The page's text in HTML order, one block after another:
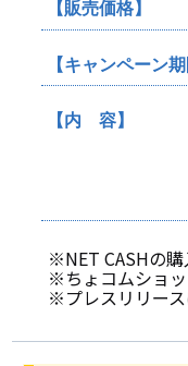
【販売価格】
【キャンペーン期
【内 容】
※NET CASHの購
※ちょコムショ
※プレスリリー